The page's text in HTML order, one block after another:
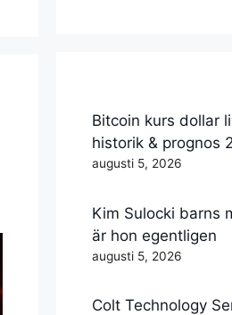
Bitcoin kurs dollar
historik & prognos
augusti 5, 2026
Kim Sulocki barns
är hon egentligen
augusti 5, 2026
Colt Technology